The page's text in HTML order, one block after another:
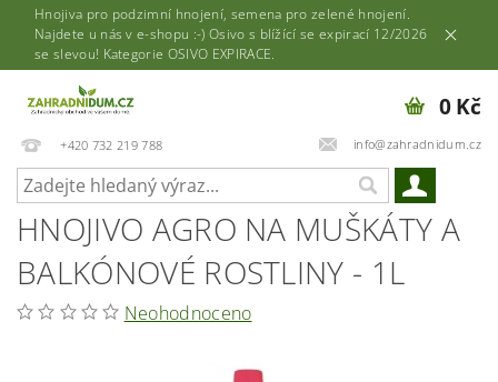
Hnojiva pro podzimní hnojení, semena pro zelené hnojení.
Najdete u nás v e-shopu :-) Osivo s blížící se expirací 12/2026
se slevou! Kategorie OSIVO EXPIRACE.
+420 732 219 788 info@zahradnidum.cz
0 Kč
HNOJIVO AGRO NA MUŠKÁTY A
BALKÓNOVÉ ROSTLINY - 1L
Neohodnoceno